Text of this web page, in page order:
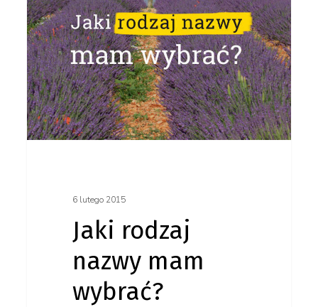
wybrać?
6 lutego 2015
Jaki rodzaj
nazwy mam
wybrać?